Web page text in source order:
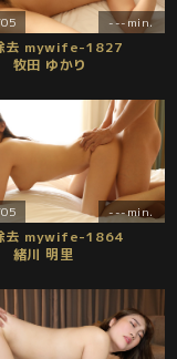
---min.
去 mywife-1827
田 ゆかり
---min.
去 mywife-1864
川 明里